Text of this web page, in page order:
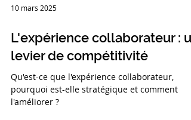
10 mars 2025
L'expérience collaborateur : un
levier de compétitivité
Qu'est-ce que l'expérience collaborateur,